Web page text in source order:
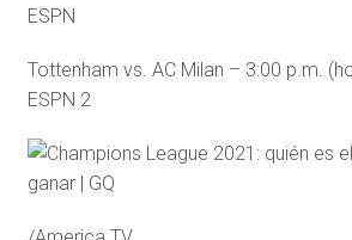
ESPN
Tottenham vs. AC Milan – 3:00 p.m.
ESPN 2